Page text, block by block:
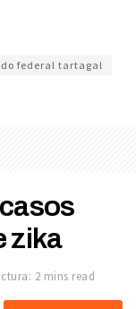
federal tartagal
zika
2 mins read